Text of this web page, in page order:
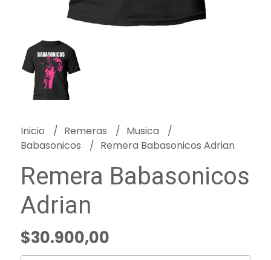
Inicio Remeras
Musica
Babasonicos
Remera Babasonicos Adrian
Remera Babasonicos
Adrian
$30.900,00